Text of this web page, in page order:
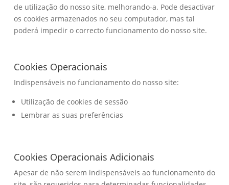
de utilização do nosso site, melhorando-a. Pode desactivar
os cookies armazenados no seu computador, mas tal
poderá impedir o correcto funcionamento do nosso site.
Cookies Operacionais
Indispensáveis no funcionamento do nosso site:
Utilização de cookies de sessão
Lembrar as suas preferências
Cookies Operacionais Adicionais
Apesar de não serem indispensáveis ao funcionamento do